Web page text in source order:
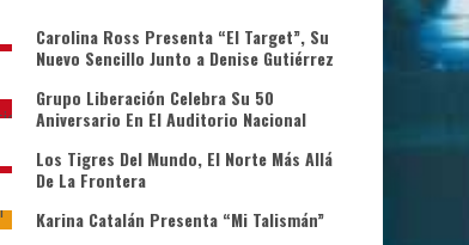
Carolina Ross Presenta “El Target”, Su
Nuevo Sencillo Junto a Denise Gutiérrez
Grupo Liberación Celebra Su 50
Aniversario En El Auditorio Nacional
Los Tigres Del Mundo, El Norte Más Allá
De La Frontera
Karina Catalán Presenta “Mi Talismán”